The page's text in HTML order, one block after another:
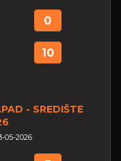
0
10
- SREDIŠTE
05-2026